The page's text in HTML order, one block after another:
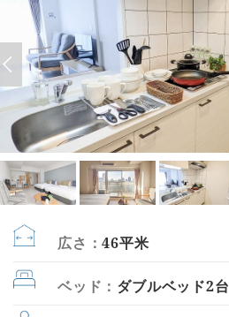
広さ：46平米
ベッド： ダブルベッド2台